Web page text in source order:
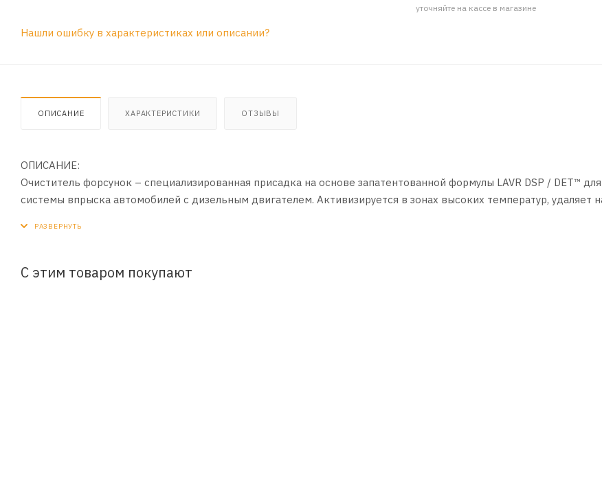
уточняйте на кассе в магазине
Нашли ошибку в характеристиках или описании?
ОПИСАНИЕ ХАРАКТЕРИСТИКИ ОТЗЫВЫ
ОПИСАНИЕ:
Очиститель форсунок – специализированная присадка на основе запатентованной формулы LAVR DSP / DET™
системы впрыска автомобилей с дизельным двигателем. Активизируется в зонах высоких температур, удаляет
ПРИМЕНЕНИЕ:
С этим товаром покупают